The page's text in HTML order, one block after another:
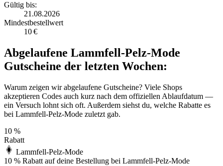
Gültig bis:
21.08.2026
Mindestbestellwert
10 €
Abgelaufene Lammfell-Pelz-Mode
Gutscheine der letzten Wochen:
Warum zeigen wir abgelaufene Gutscheine? Viele Shops
akzeptieren Codes auch kurz nach dem offiziellen Ablaufdatum —
ein Versuch lohnt sich oft. Außerdem siehst du, welche Rabatte es
bei Lammfell-Pelz-Mode zuletzt gab.
10 %
Rabatt
Lammfell-Pelz-Mode
10 % Rabatt auf deine Bestellung bei Lammfell-Pelz-Mode